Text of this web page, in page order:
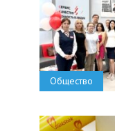
Общество